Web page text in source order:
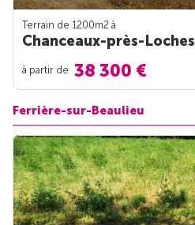
Terrain de 1200m2 à
Chanceaux-près-Loches
à partir de 38 300 €
Ferrière-sur-Beaulieu